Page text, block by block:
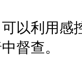
以利用感
督查。